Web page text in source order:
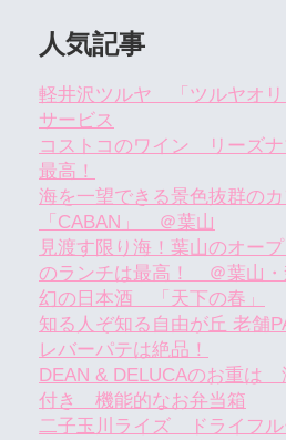
人気記事
軽井沢ツルヤ 「ツルヤオ
サービス
コストコのワイン リーズナ
最高！
海を一望できる景色抜群の
「CABAN」 ＠葉山
見渡す限り海！葉山のオー
のランチは最高！ ＠葉山・
幻の日本酒 「天下の春」
知る人ぞ知る自由が丘 老舗
レバーパテは絶品！
DEAN & DELUCAのお重は
付き 機能的なお弁当箱
二子玉川ライズ ドライフ